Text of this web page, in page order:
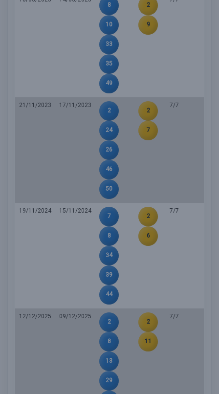
8
10
33
35
49
2
9
21/11/2023
17/11/2023
2
24
26
46
50
2
7
7/7
19/11/2024
15/11/2024
7
8
34
39
44
2
6
7/7
12/12/2025
09/12/2025
2
8
13
29
2
11
7/7